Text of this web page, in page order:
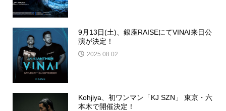
9月13日(土)、銀座RAISEにてVINAI来日公
演が決定！
2025.08.02
Kohjiya、初ワンマン「KJ SZN」 東京・六
本木で開催決定！